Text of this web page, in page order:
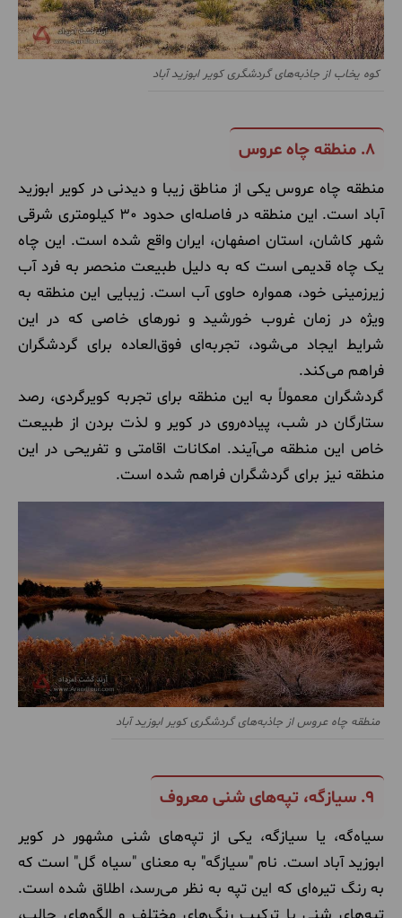
کوه یخاب از جاذبه‌های گردشگری کویر ابوزید آباد
8. منطقه چاه عروس
منطقه چاه عروس یکی از مناطق زیبا و دیدنی در کویر ابوزید
آباد است. این منطقه در فاصله‌ای حدود 30 کیلومتری شرقی
شهر کاشان، استان اصفهان، ایران واقع شده است. این چاه
یک چاه قدیمی است که به دلیل طبیعت منحصر به فرد آب
زیرزمینی خود، همواره حاوی آب است. زیبایی این منطقه به
ویژه در زمان غروب خورشید و نورهای خاصی که در این
شرایط ایجاد می‌شود، تجربه‌ای فوق‌العاده برای گردشگران
فراهم می‌کند.
گردشگران معمولاً به این منطقه برای تجربه کویرگردی، رصد
ستارگان در شب، پیاده‌روی در کویر و لذت بردن از طبیعت
خاص این منطقه می‌آیند. امکانات اقامتی و تفریحی در این
منطقه نیز برای گردشگران فراهم شده است.
منطقه چاه عروس از جاذبه‌های گردشگری کویر ابوزید آباد
9. سیازگه، تپه‌های شنی معروف
سیاه‌گه، یا سیازگه، یکی از تپه‌های شنی مشهور در کویر
ابوزید آباد است. نام "سیازگه" به معنای "سیاه گل" است که
به رنگ تیره‌ای که این تپه به نظر می‌رسد، اطلاق شده است.